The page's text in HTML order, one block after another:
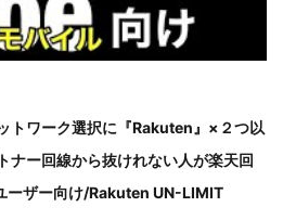
トワーク選択に『Rakuten』×２つ以
ナー回線から抜けれない人が楽天回
ーザー向け/Rakuten UN-LIMIT